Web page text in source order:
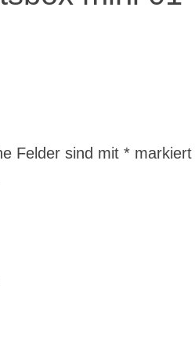
Felder sind mit* markiert